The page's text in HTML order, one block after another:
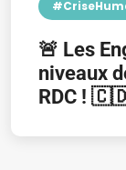
🚨 Les
niveaux
RDC ! 🇨🇩🇧🇪 💥